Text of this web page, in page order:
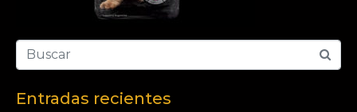
Entradas recientes